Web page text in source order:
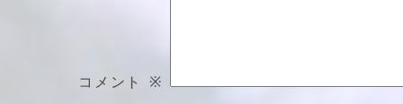
コメント ※